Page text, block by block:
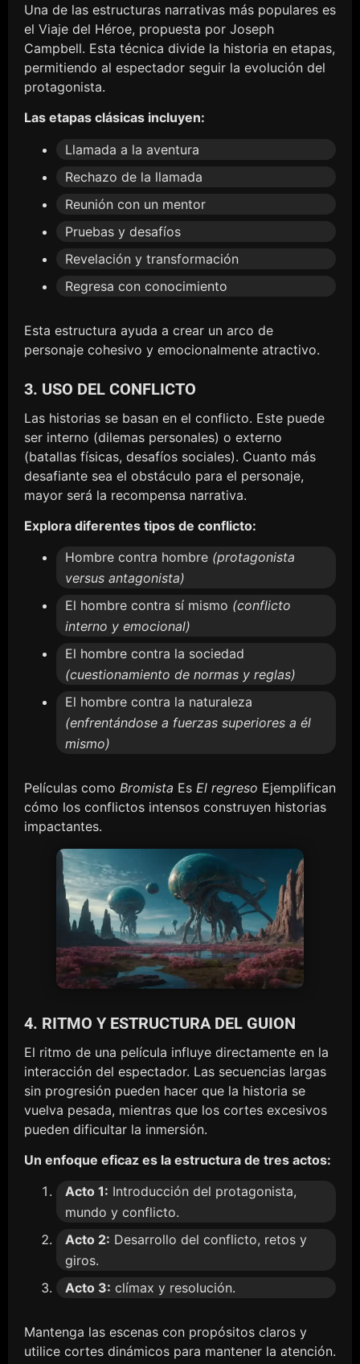
Una de las estructuras narrativas más populares es
el Viaje del Héroe, propuesta por Joseph
Campbell. Esta técnica divide la historia en etapas,
permitiendo al espectador seguir la evolución del
protagonista.
Las etapas clásicas incluyen:
Llamada a la aventura
Rechazo de la llamada
Reunión con un mentor
Pruebas y desafíos
Revelación y transformación
Regresa con conocimiento
Esta estructura ayuda a crear un arco de
personaje cohesivo y emocionalmente atractivo.
3. USO DEL CONFLICTO
Las historias se basan en el conflicto. Este puede
ser interno (dilemas personales) o externo
(batallas físicas, desafíos sociales). Cuanto más
desafiante sea el obstáculo para el personaje,
mayor será la recompensa narrativa.
Explora diferentes tipos de conflicto:
Hombre contra hombre (protagonista
versus antagonista)
El hombre contra sí mismo (conflicto
interno y emocional)
El hombre contra la sociedad
(cuestionamiento de normas y reglas)
El hombre contra la naturaleza
(enfrentándose a fuerzas superiores a él
mismo)
Películas como Bromista Es El regreso Ejemplifican
cómo los conflictos intensos construyen historias
impactantes.
4. RITMO Y ESTRUCTURA DEL GUION
El ritmo de una película influye directamente en la
interacción del espectador. Las secuencias largas
sin progresión pueden hacer que la historia se
vuelva pesada, mientras que los cortes excesivos
pueden dificultar la inmersión.
Un enfoque eficaz es la estructura de tres actos:
Acto 1: Introducción del protagonista,
mundo y conflicto.
Acto 2: Desarrollo del conflicto, retos y
giros.
Acto 3: clímax y resolución.
Mantenga las escenas con propósitos claros y
utilice cortes dinámicos para mantener la atención.